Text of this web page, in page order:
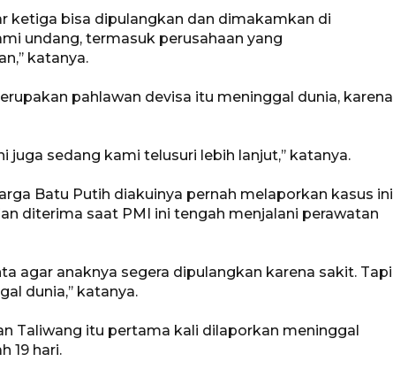
ketiga bisa dipulangkan dan dimakamkan di
undang, termasuk perusahaan yang
katanya.
pahlawan devisa itu meninggal dunia, karena
juga sedang kami telusuri lebih lanjut,’’ katanya.
Batu Putih diakuinya pernah melaporkan kasus ini
diterima saat PMI ini tengah menjalani perawatan
agar anaknya segera dipulangkan karena sakit. Tapi
dunia,’’ katanya.
Taliwang itu pertama kali dilaporkan meninggal
19 hari.